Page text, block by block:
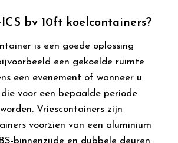
bv 10ft koelcontainers?
is een goede oplossing
een gekoelde ruimte
een evenement of wanneer u
voor een bepaalde periode
Vriescontainers zijn
voorzien van een aluminium
binnenzijde en dubbele deuren.